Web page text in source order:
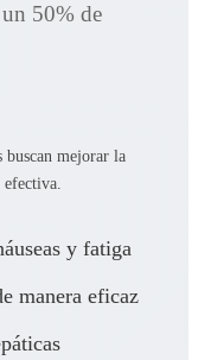
50% de
buscan mejorar la
y fatiga
manera eficaz